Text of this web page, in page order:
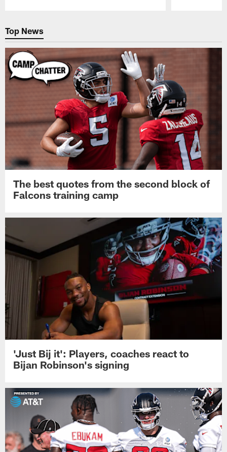
Top News
The best quotes from the second block of
Falcons training camp
'Just Bij it': Players, coaches react to
Bijan Robinson's signing